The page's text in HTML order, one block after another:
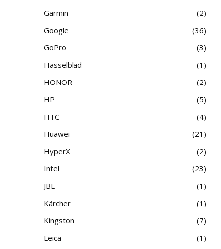
Garmin
2
Google
36
GoPro
3
Hasselblad
1
HONOR
2
HP
5
HTC
4
Huawei
21
HyperX
2
Intel
23
JBL
1
Kärcher
1
Kingston
7
Leica
1